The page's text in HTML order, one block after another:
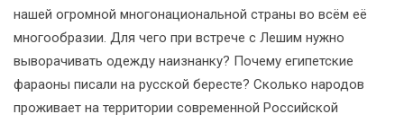
нашей огромной многонациональной страны во всём её
многообразии. Для чего при встрече с Лешим нужно
выворачивать одежду наизнанку? Почему египетские
фараоны писали на русской бересте? Сколько народов
проживает на территории современной Российской